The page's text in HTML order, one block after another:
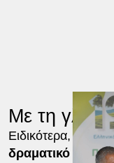
Με τη
Ειδικότερα, τα
δραματικό